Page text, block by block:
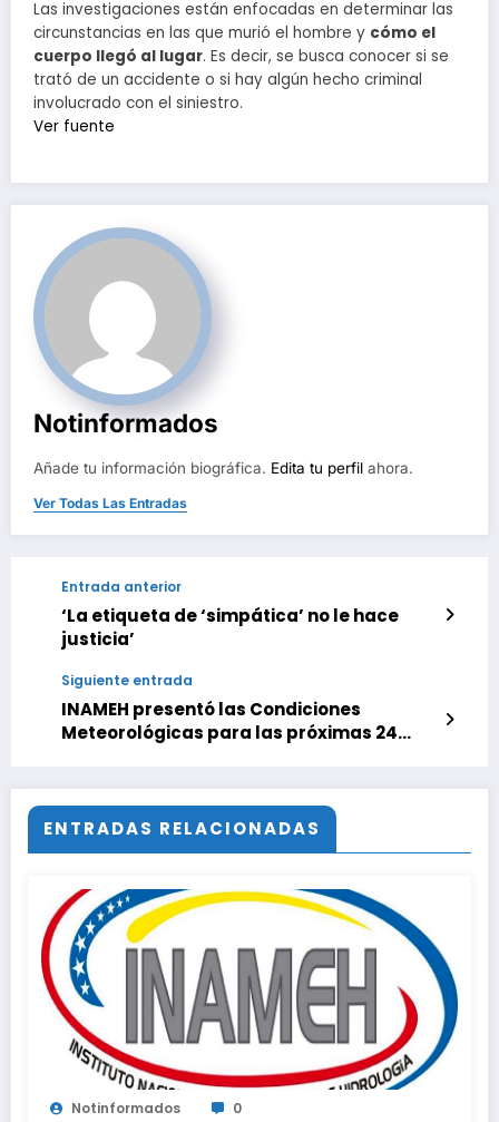
Las investigaciones están enfocadas en determinar las
circunstancias en las que murió el hombre y cómo el
cuerpo llegó al lugar. Es decir, se busca conocer si se
trató de un accidente o si hay algún hecho criminal
involucrado con el siniestro.
Ver fuente
Notinformados
Añade tu información biográfica. Edita tu perfil ahora.
Ver Todas Las Entradas
Entrada anterior
‘La etiqueta de ‘simpática’ no le hace
justicia’
Siguiente entrada
INAMEH presentó las Condiciones
Meteorológicas para las próximas 24
ENTRADAS RELACIONADAS
Notinformados 0